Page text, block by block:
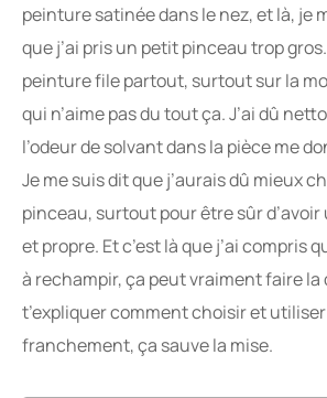
peinture satinée dans le nez, et là, je
que j’ai pris un petit pinceau trop
peinture file partout, surtout sur la
qui n’aime pas du tout ça. J’ai dû
l’odeur de solvant dans la pièce me
Je me suis dit que j’aurais dû mieux
pinceau, surtout pour être sûr
et propre. Et c’est là que j’ai compris
à rechampir, ça peut vraiment faire la
t’expliquer comment choisir et
franchement, ça sauve la mise.